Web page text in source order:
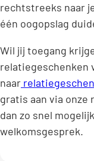
rechtstreeks naar
één oogopslag
Wil jij toegang
relatiegeschenken
naar
gratis aan via onze
dan zo snel
welkomsgesprek.